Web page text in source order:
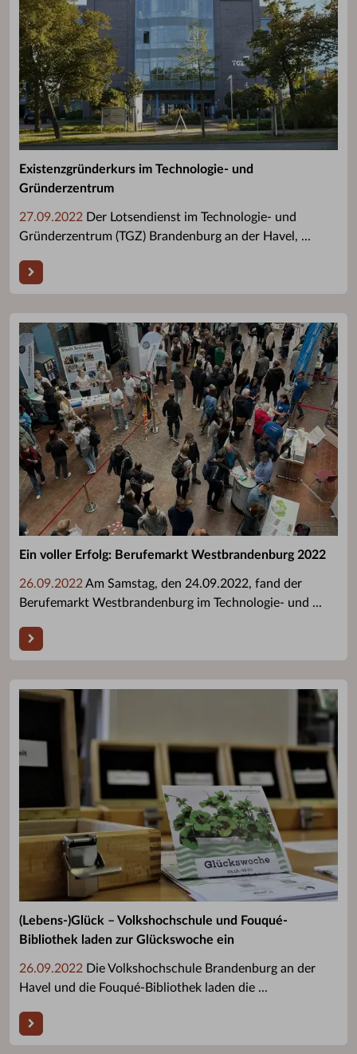
Existenzgründerkurs im Technologie- und
Gründerzentrum
27.09.2022 Der Lotsendienst im Technologie- und
Gründerzentrum (TGZ) Brandenburg an der Havel, ...
Ein voller Erfolg: Berufemarkt Westbrandenburg 2022
26.09.2022 Am Samstag, den 24.09.2022, fand der
Berufemarkt Westbrandenburg im Technologie- und ...
(Lebens-)Glück – Volkshochschule und Fouqué-
Bibliothek laden zur Glückswoche ein
26.09.2022 Die Volkshochschule Brandenburg an der
Havel und die Fouqué-Bibliothek laden die ...